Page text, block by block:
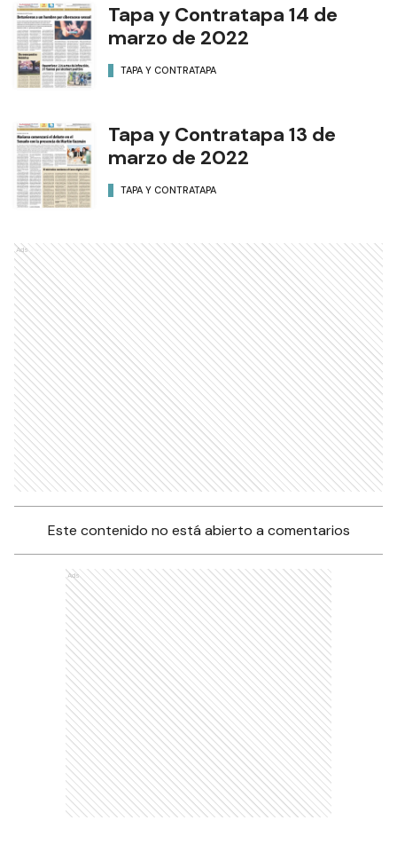
Tapa y Contratapa 14 de
marzo de 2022
TAPA Y CONTRATAPA
Tapa y Contratapa 13 de
marzo de 2022
TAPA Y CONTRATAPA
Ads
Este contenido no está abierto a comentarios
Ads